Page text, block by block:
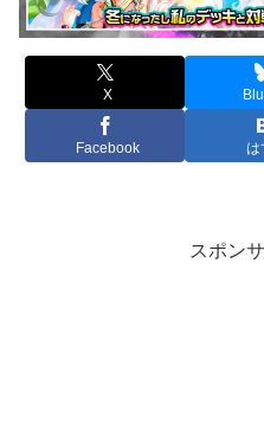
X
Facebook は
スポン